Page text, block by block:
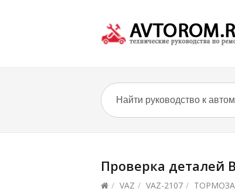
Проверка деталей
/ VAZ / VAZ-2107 / ТОРМОЗА